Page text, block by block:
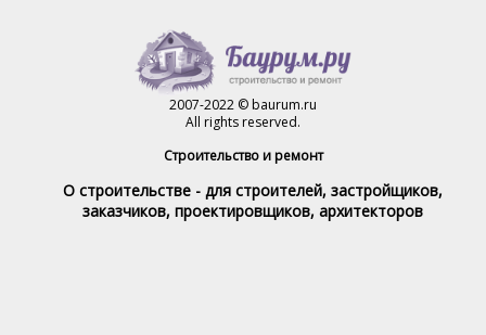
2007-2022 © baurum.ru
All rights reserved.
Строительство и ремонт
О строительстве - для строителей, застройщиков,
заказчиков, проектировщиков, архитекторов